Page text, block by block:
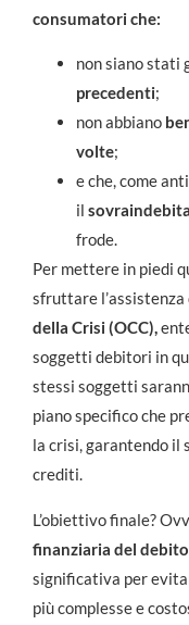
consumatori che:
non siano stati
precedenti;
non abbiano
volte;
e che, come
il
frode.
Per mettere in piedi
sfruttare l’assistenza
della Crisi (OCC),
soggetti debitori in
stessi soggetti
piano specifico che
la crisi, garantendo il
crediti.
L’obiettivo finale?
finanziaria del
significativa per
più complesse e